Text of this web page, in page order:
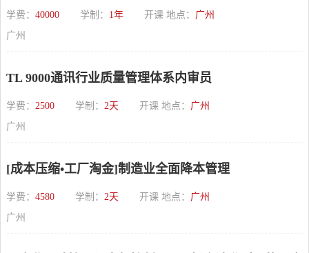
学费： 40000 学制： 1年 开课 地点： 广州
广州
TL 9000通讯行业质量管理体系内审员
学费： 2500 学制： 2天 开课 地点： 广州
广州
[成本压缩•工厂淘金]制造业全面降本管理
学费： 4580 学制： 2天 开课 地点： 广州
广州